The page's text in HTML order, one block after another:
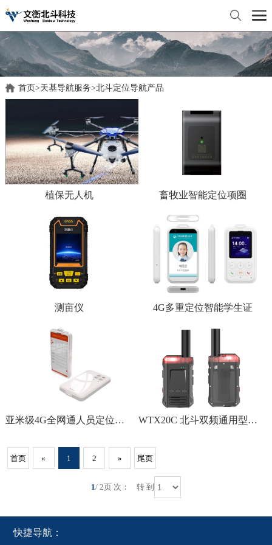
首页>天基导航服务>北斗定位导航产品
植保无人机 畜牧业智能定位项圈
测亩仪 4G多重定位智能学生证
亚米级4G全网通人员定位工牌 WTX20C 北斗双频通用型精准定位终端
首页 « 1 2 » 尾页
1/ 2页 次： 转 到
快捷导航：